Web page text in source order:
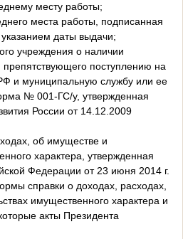
месту работы;
места работы, подписанная
даты выдачи;
учреждения о наличии
препятствующего поступлению на
и муниципальную службу или ее
№ 001-ГС/у, утвержденная
России от 14.12.2009
об имуществе и
характера, утвержденная
Федерации от 23 июня 2014 г.
справки о доходах, расходах,
имущественного характера и
акты Президента